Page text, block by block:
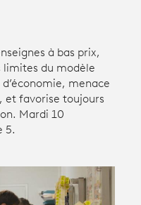
à bas prix,
limites du modèle
menace
et favorise toujours
Mardi 10
5.